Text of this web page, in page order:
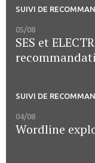
SUIVI DE
05/08
SES et
SUIVI DE
04/08
Wordline